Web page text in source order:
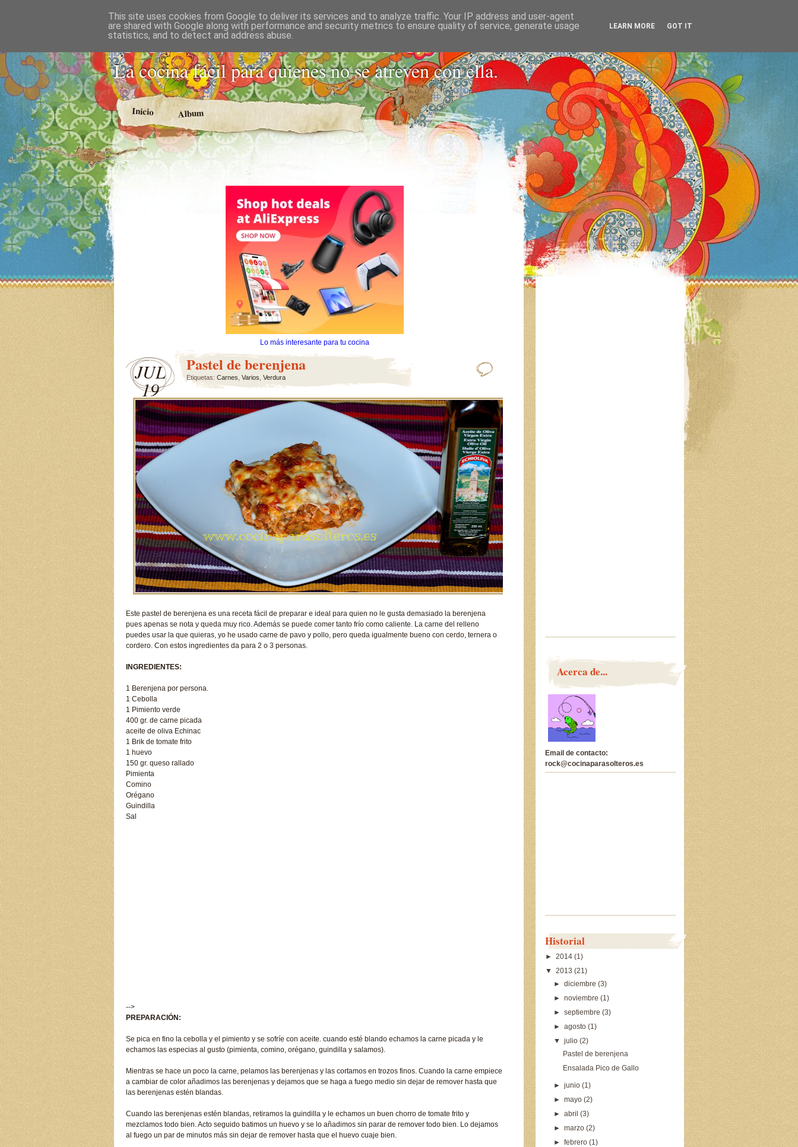
COCINA PARA SOLTEROS
La cocina fácil para quienes no se atreven con ella.
Inicio Album
Lo más interesante para tu cocina
JUL
19
Pastel de berenjena
Etiquetas: Carnes Varios Verdura
Este pastel de berenjena es una receta fácil de preparar e ideal para quien no le gusta demasiado la berenjena
pues apenas se nota y queda muy rico. Además se puede comer tanto frío como caliente. La carne del relleno
puedes usar la que quieras, yo he usado carne de pavo y pollo, pero queda igualmente bueno con cerdo, ternera o
cordero. Con estos ingredientes da para 2 o 3 personas.
INGREDIENTES:
1 Berenjena por persona.
1 Cebolla
1 Pimiento verde
400 gr. de carne picada
aceite de oliva Echinac
1 Brik de tomate frito
1 huevo
150 gr. queso rallado
Pimienta
Comino
Orégano
Guindilla
Sal
-->
PREPARACIÓN:
Se pica en fino la cebolla y el pimiento y se sofríe con aceite. cuando esté blando echamos la carne picada y le
echamos las especias al gusto (pimienta, comino, orégano, guindilla y salamos).
Mientras se hace un poco la carne, pelamos las berenjenas y las cortamos en trozos finos. Cuando la carne empiece
a cambiar de color añadimos las berenjenas y dejamos que se haga a fuego medio sin dejar de remover hasta que
las berenjenas estén blandas.
Cuando las berenjenas estén blandas, retiramos la guindilla y le echamos un buen chorro de tomate frito y
mezclamos todo bien. Acto seguido batimos un huevo y se lo añadimos sin parar de remover todo bien. Lo dejamos
al fuego un par de minutos más sin dejar de remover hasta que el huevo cuaje bien.
Acerca de...
Email de contacto:
rock@cocinaparasolteros.es
Historial
► 2014 (1)
▼ 2013 (21)
►diciembre(3)
►noviembre(1)
►septiembre(3)
►agosto(1)
▼julio(2)
Pastel de berenjena
Ensalada Pico de Gallo
►junio(1)
►mayo(2)
►abril(3)
►marzo(2)
►febrero(1)
This site uses cookies from Google to deliver its services and to analyze traffic. Your IP address and user-agent
are shared with Google along with performance and security metrics to ensure quality of service, generate usage
statistics, and to detect and address abuse.
LEARN MORE GOT IT